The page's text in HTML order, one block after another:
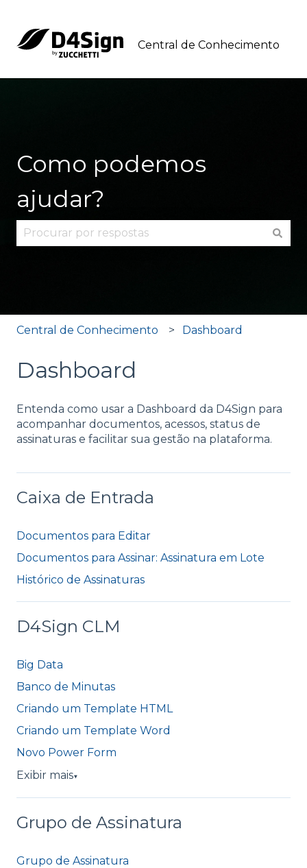
Central de Conhecimento
Como podemos
ajudar?
Central de Conhecimento Dashboard
Dashboard
Entenda como usar a Dashboard da D4Sign para
acompanhar documentos, acessos, status de
assinaturas e facilitar sua gestão na plataforma.
Caixa de Entrada
Documentos para Editar
Documentos para Assinar: Assinatura em Lote
Histórico de Assinaturas
D4Sign CLM
Big Data
Banco de Minutas
Criando um Template HTML
Criando um Template Word
Novo Power Form
Exibir mais▼
Grupo de Assinatura
Grupo de Assinatura